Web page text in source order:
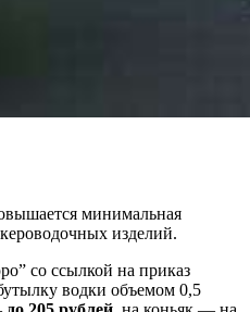
минимальная
изделий.
со ссылкой на приказ
водки объемом 0,5